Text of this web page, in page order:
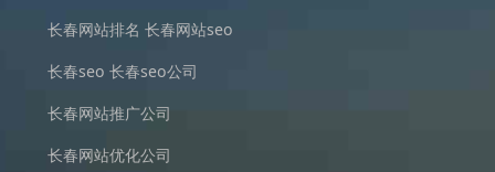
长春网站排名 长春网站seo
长春seo 长春seo公司
长春网站推广公司
长春网站优化公司